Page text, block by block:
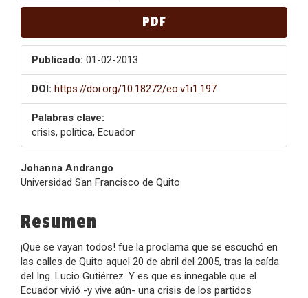
PDF
Publicado: 01-02-2013
DOI: https://doi.org/10.18272/eo.v1i1.197
Palabras clave:
crisis, política, Ecuador
Contenido
del
artículo
Johanna Andrango
Universidad San Francisco de Quito
Resumen
¡Que se vayan todos! fue la proclama que se escuchó en
las calles de Quito aquel 20 de abril del 2005, tras la caída
del Ing. Lucio Gutiérrez. Y es que es innegable que el
Ecuador vivió -y vive aún- una crisis de los partidos